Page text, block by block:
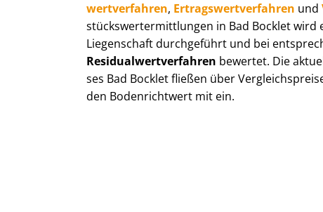
wert­ver­fah­ren, Er­trags­wert­ver­fah­ren und
stücks­wert­ermitt­lun­gen in Bad Bocklet wird
Liegenschaft durchgeführt und bei
Re­si­du­al­wert­ver­fah­ren bewertet. Die
ses Bad Bocklet fließen über
den Bodenrichtwert mit ein.